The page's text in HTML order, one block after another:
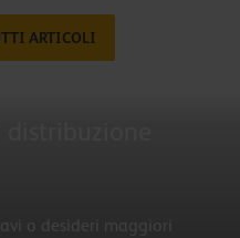
ARTICOLI
o desideri maggiori